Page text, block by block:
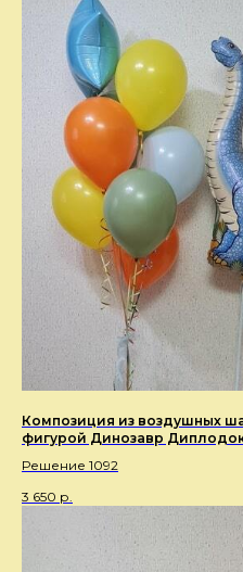
Композиция из воздушных
фигурой Динозавр
Решение 1092
3 650 р.